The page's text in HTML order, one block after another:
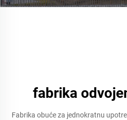
fabrika
Fabrika obuće za jednokratnu